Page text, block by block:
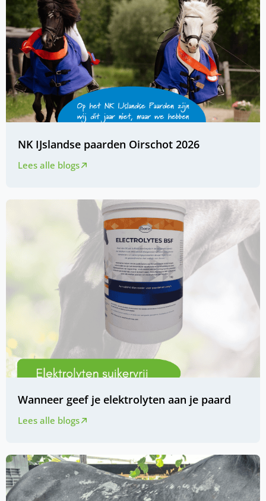
NK IJslandse paarden Oirschot 2026
Lees alle blogs
Wanneer geef je elektrolyten aan je paard
Lees alle blogs